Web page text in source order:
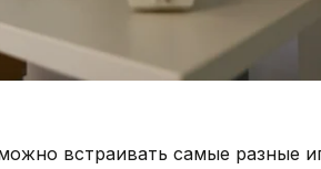
встраивать самые разные